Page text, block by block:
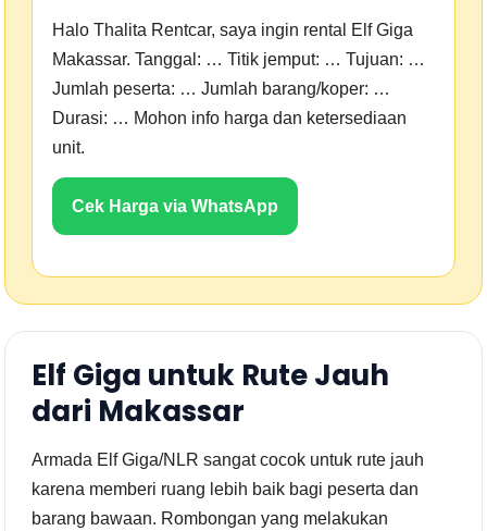
Halo Thalita Rentcar, saya ingin rental Elf Giga
Makassar. Tanggal: … Titik jemput: … Tujuan: …
Jumlah peserta: … Jumlah barang/koper: …
Durasi: … Mohon info harga dan ketersediaan
unit.
Cek Harga via WhatsApp
Elf Giga untuk Rute Jauh
dari Makassar
Armada Elf Giga/NLR sangat cocok untuk rute jauh
karena memberi ruang lebih baik bagi peserta dan
barang bawaan. Rombongan yang melakukan